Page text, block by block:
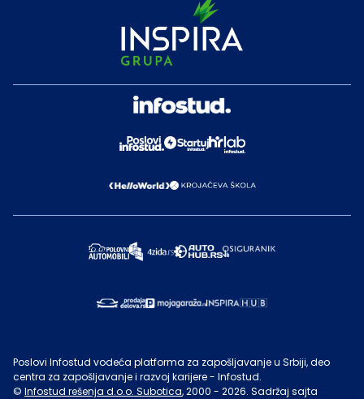
Poslovi Infostud vodeća platforma za zapošljavanje u Srbiji, deo
centra za zapošljavanje i razvoj karijere - Infostud.
© Infostud rešenja d.o.o. Subotica, 2000 - 2026. Sadržaj sajta